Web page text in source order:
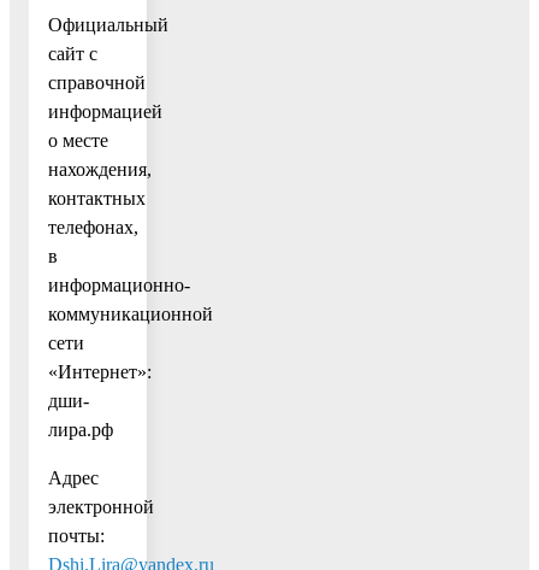
Официальный
сайт c
справочной
информацией
о месте
нахождения,
контактных
телефонах,
в
информационно-
коммуникационной
сети
«Интернет»:
дши-
лира.рф
Адрес
электронной
почты:
Dshi.Lira@yandex.ru